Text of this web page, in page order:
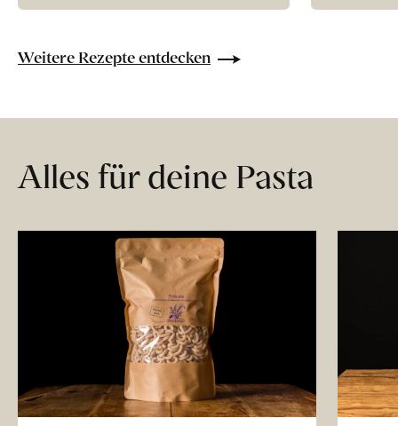
Weitere Rezepte entdecken
Alles für deine Pasta